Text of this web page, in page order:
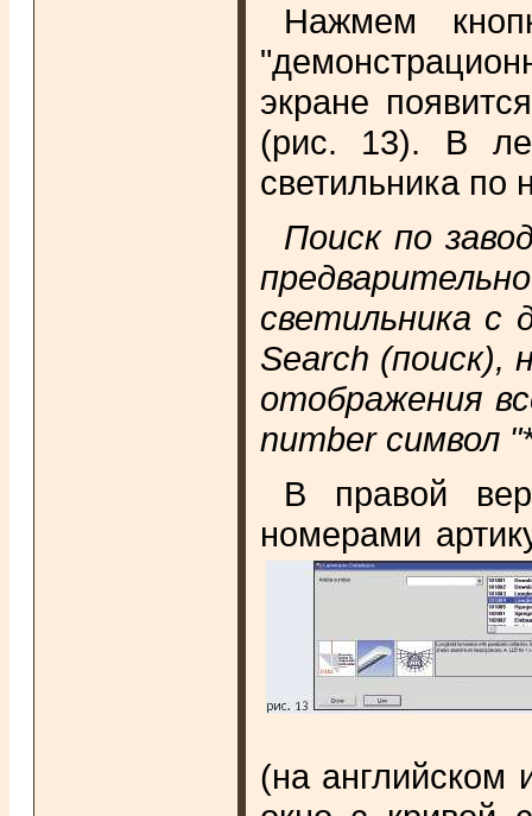
Нажмем
экране
(рис. 13). В
светильника по
Поиск по
светильника с
Search (поиск),
отображения
number символ
В правой
номерами
(на английском